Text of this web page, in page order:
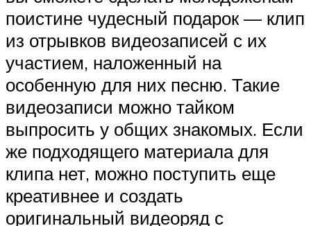
поистине чудесный подарок — клип
из отрывков видеозаписей с их
участием, наложенный на
особенную для них песню. Такие
видеозаписи можно тайком
выпросить у общих знакомых. Если
же подходящего материала для
клипа нет, можно поступить еще
креативнее и создать
оригинальный видеоряд с